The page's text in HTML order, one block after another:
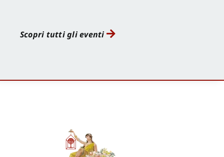
Scopri tutti gli eventi